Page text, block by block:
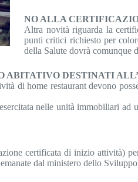
NO ALLA
Altra novità riguarda la
punti critici richiesto per
della Salute dovrà comunque
ABITATIVO DESTINATI
di home restaurant devono
nelle unità immobiliari
certificata di inizio attività)
dal ministero dello